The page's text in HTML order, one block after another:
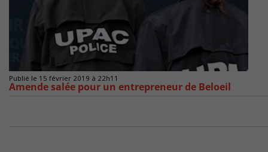
Publié le 15 février 2019 à 22h11
Amende salée pour un entrepreneur de Beloeil